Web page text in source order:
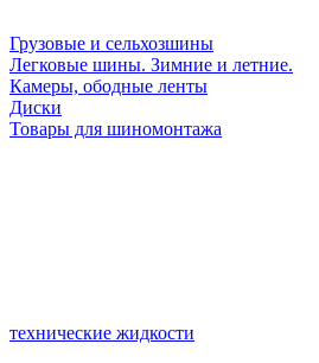
Грузовые и сельхозшины
Легковые шины. Зимние и летние.
Камеры, ободные ленты
Диски
Товары для шиномонтажа
технические жидкости